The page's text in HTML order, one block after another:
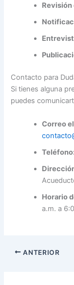
Contacto para
Si tienes alguna
puedes
Correo
Horario
a.m. a
ANTERIOR